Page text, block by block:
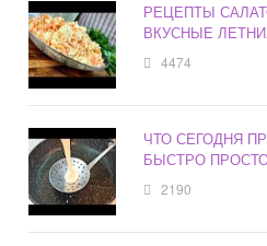
РЕЦЕПТЫ
ВКУСНЫЕ
4474
ЧТО СЕГОДНЯ
БЫСТРО
2190